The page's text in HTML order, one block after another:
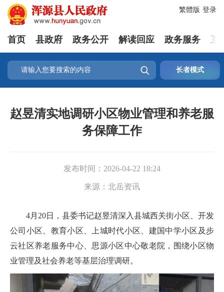
登录
繁體版
首页 县政府 政务公开 解读回应 政务服务 互
 长者模式
赵昱清实地调研小区物业管理和养老服
务保障工作
发布时间： 2026-04-22 18:24
来源： 北岳资讯
4月20日，县委书记赵昱清深入县城西关街小区、开发
公司小区、教育小区、上城时代小区、建国中学小区及步
云社区养老服务中心、思源小区中心敬老院，围绕小区物
业管理及社会养老等基层治理调研。